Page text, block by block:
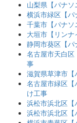
山梨県【パナ
横浜市緑区【
千葉市【パナソ
大垣市【リン
静岡市葵区【
名古屋市天白
事
滋賀県草津市
名古屋市緑区
け工事
浜松市浜北区
浜松市浜北区